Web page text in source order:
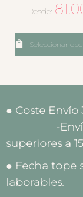
Desde:
Seleccionar
● Coste
-Envío
superiores a
● Fecha tope
laborables.